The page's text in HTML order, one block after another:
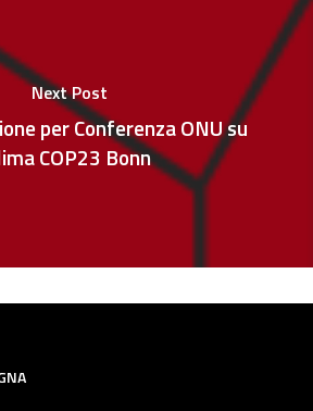
Next Post
per Conferenza ONU su
COP23 Bonn